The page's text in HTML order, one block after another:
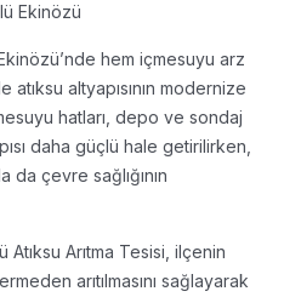
Ekinözü
hem içmesuyu arz
atıksu altyapısının modernize
hatları, depo ve sondaj
daha güçlü hale getirilirken,
da çevre sağlığının
Atıksu Arıtma Tesisi, ilçenin
arıtılmasını sağlayarak